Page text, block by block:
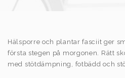
Hälsporre och plantar fasciit ger
första stegen på morgonen. Rätt
med stötdämpning, fotbädd och